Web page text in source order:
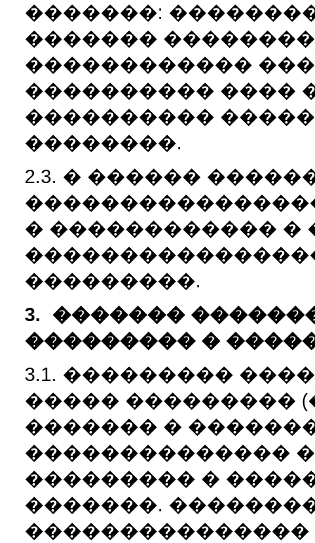
�������:
�������
������������
���������� ����
����������
��������.
2.3. � ������
� ������������ �
���������.
3. �������
��������� �
3.1. ���������
����� ���������
������� �
��������������
��������� �
�������.
���������������